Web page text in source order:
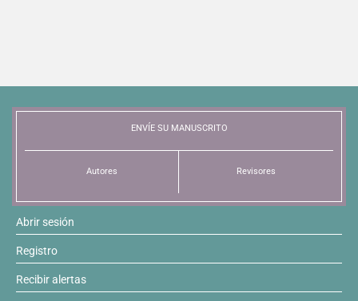
ENVÍE SU MANUSCRITO
Autores Revisores
Abrir sesión
Registro
Recibir alertas